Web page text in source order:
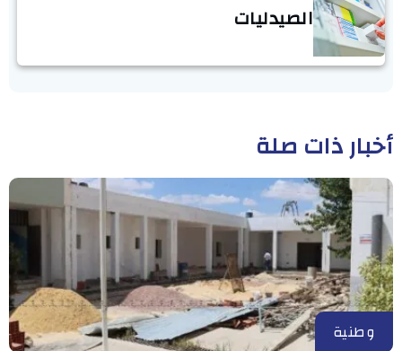
الصيدليات
أخبار ذات صلة
وطنية